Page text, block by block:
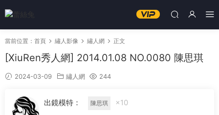
當前位置： 首頁 繡人影像 繡人網 正文
[XiuRen秀人網] 2014.01.08 NO.0080 陳思琪
2024-03-09 繡人網 244
出鏡模特： 陳思琪
×10